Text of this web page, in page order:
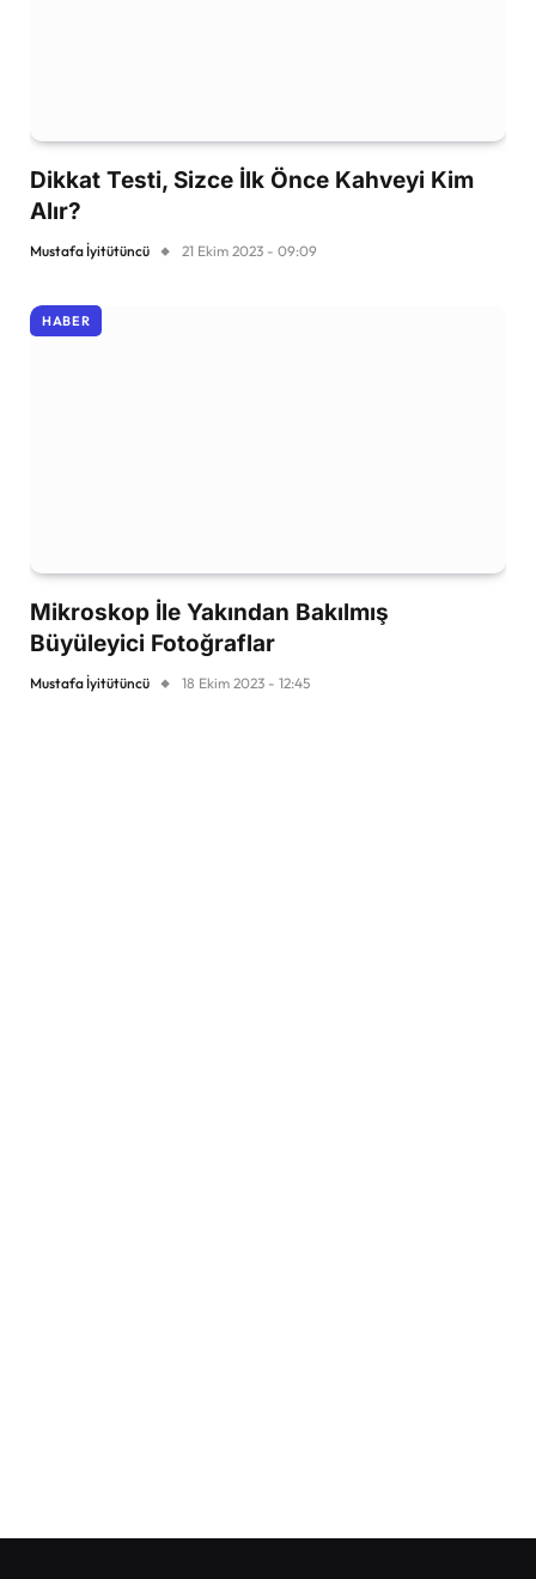
Dikkat Testi, Sizce İlk Önce Kahveyi Kim
Alır?
Mustafa İyitütüncü 21 Ekim 2023 - 09:09
HABER
Mikroskop İle Yakından Bakılmış
Büyüleyici Fotoğraflar
Mustafa İyitütüncü 18 Ekim 2023 - 12:45